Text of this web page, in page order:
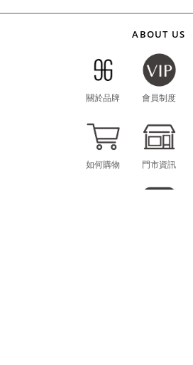
ABOUT US
關於品牌 會員制度
如何購物 門市資訊